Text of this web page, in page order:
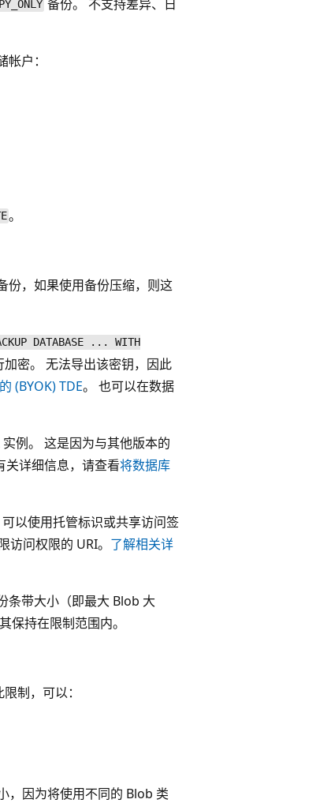
备份。 不支持差异、日
户：
。
份，如果使用备份压缩，则这
DATABASE ... WITH
密。 无法导出该密钥，因此
(BYOK) TDE。 也可以在数据
例。 这是因为与其他版本的
关详细信息，请查看将数据库
以使用托管标识或共享访问签
问权限的 URI。 了解相关详
条带大小（即最大 Blob 大
保持在限制范围内。
制，可以：
，因为将使用不同的 Blob 类